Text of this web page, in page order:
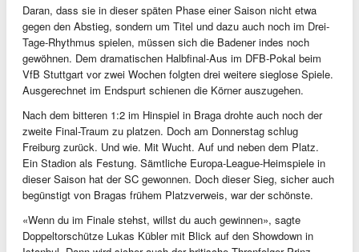
Daran, dass sie in dieser späten Phase einer Saison nicht etwa
gegen den Abstieg, sondern um Titel und dazu auch noch im Drei-
Tage-Rhythmus spielen, müssen sich die Badener indes noch
gewöhnen. Dem dramatischen Halbfinal-Aus im DFB-Pokal beim
VfB Stuttgart vor zwei Wochen folgten drei weitere sieglose Spiele.
Ausgerechnet im Endspurt schienen die Körner auszugehen.
Nach dem bitteren 1:2 im Hinspiel in Braga drohte auch noch der
zweite Final-Traum zu platzen. Doch am Donnerstag schlug
Freiburg zurück. Und wie. Mit Wucht. Auf und neben dem Platz.
Ein Stadion als Festung. Sämtliche Europa-League-Heimspiele in
dieser Saison hat der SC gewonnen. Doch dieser Sieg, sicher auch
begünstigt von Bragas frühem Platzverweis, war der schönste.
«Wenn du im Finale stehst, willst du auch gewinnen», sagte
Doppeltorschütze Lukas Kübler mit Blick auf den Showdown in